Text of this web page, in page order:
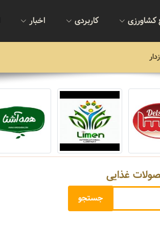
کشاورزی کاربردی اخبار
غذایی